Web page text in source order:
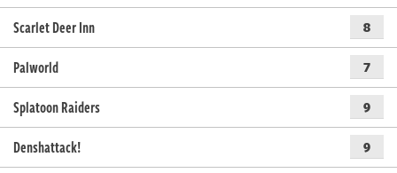
Scarlet Deer Inn
8
Palworld 7
Splatoon Raiders 9
Denshattack! 9